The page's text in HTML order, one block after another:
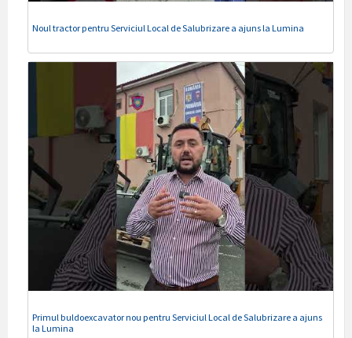
Noul tractor pentru Serviciul Local de Salubrizare a ajuns la Lumina
Primul buldoexcavator nou pentru Serviciul Local de Salubrizare a ajuns
la Lumina